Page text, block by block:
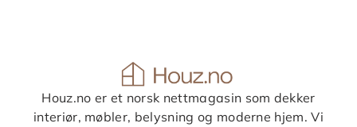
Houz.no er et norsk nettmagasin som dekker
interiør, møbler, belysning og moderne hjem. Vi